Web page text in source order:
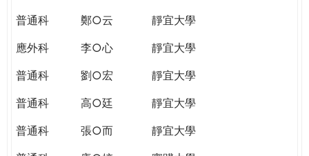
普通科
鄭○云
靜宜大學
應外科
李○心
靜宜大學
普通科
劉○宏
靜宜大學
普通科
高○廷
靜宜大學
普通科
張○而
靜宜大學